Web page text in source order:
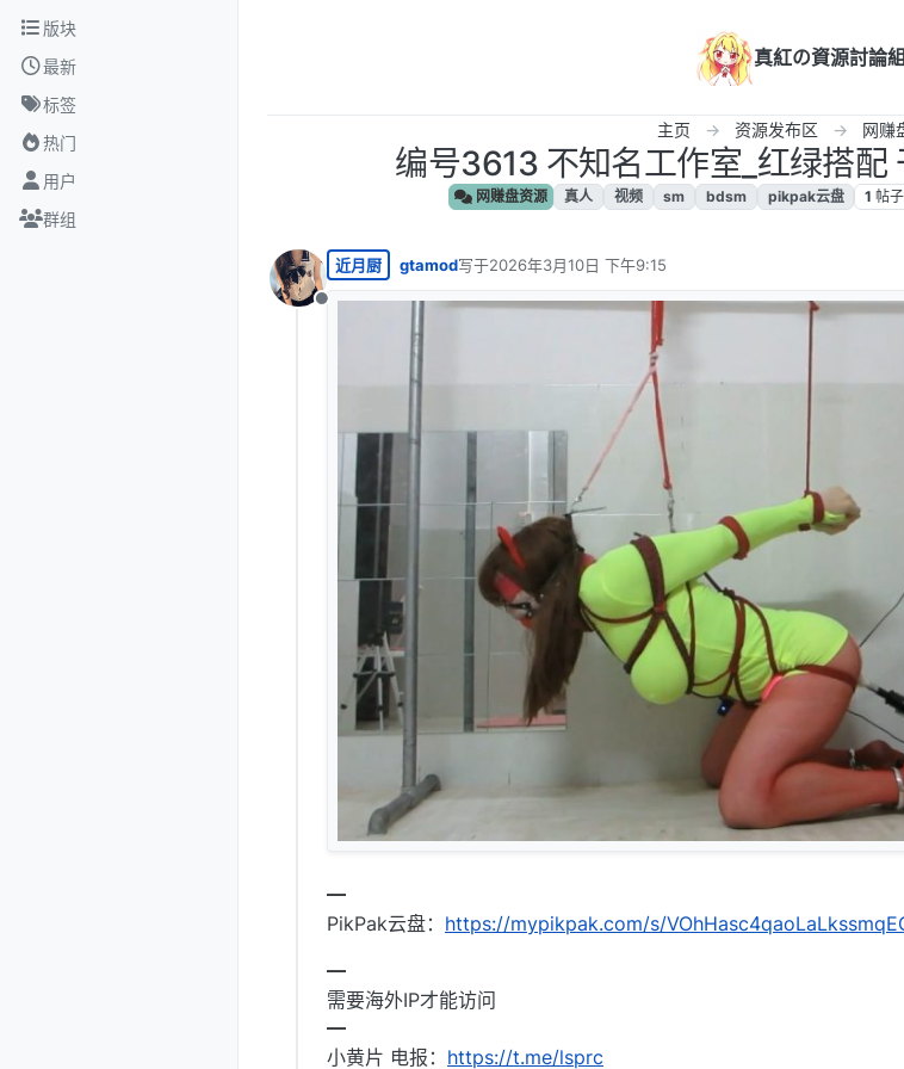
跳转至内容
版块
最新
标签
热门
用户
群组
真紅の資源討論組
主页 资源发布区 网赚
编号3613 不知名工作室_红绿搭配
网赚盘资源 真人 视频 sm bdsm pikpak云盘 1 帖子
离线
近月厨 gtamod写于2026年3月10日 下午9:15
最后由 编辑
━
PikPak云盘： https://mypikpak.com/s/
━
需要海外IP才能访问
━
小黄片 电报： https://t.me/lsprc